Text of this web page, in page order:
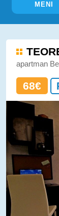
MENI
apartman
68€